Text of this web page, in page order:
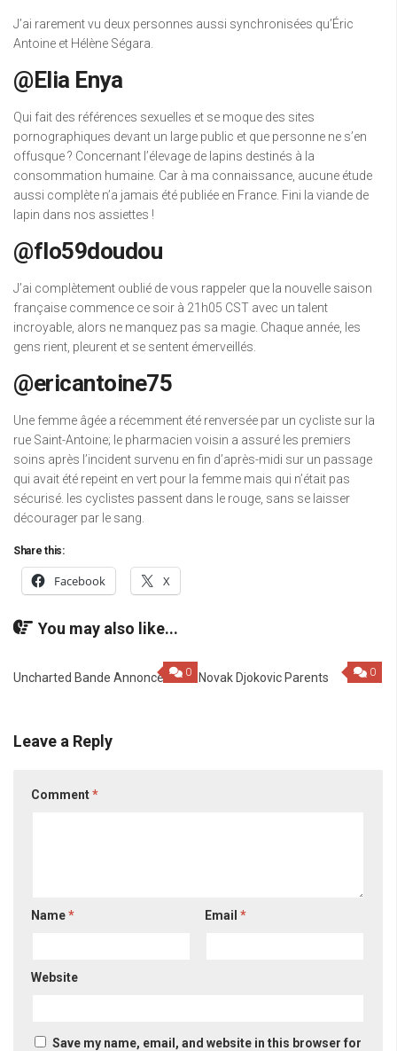
J’ai rarement vu deux personnes aussi synchronisées qu’Éric
Antoine et Hélène Ségara.
@Elia Enya
Qui fait des références sexuelles et se moque des sites
pornographiques devant un large public et que personne ne s’en
offusque ? Concernant l’élevage de lapins destinés à la
consommation humaine. Car à ma connaissance, aucune étude
aussi complète n’a jamais été publiée en France. Fini la viande de
lapin dans nos assiettes !
@flo59doudou
J’ai complètement oublié de vous rappeler que la nouvelle saison
française commence ce soir à 21h05 CST avec un talent
incroyable, alors ne manquez pas sa magie. Chaque année, les
gens rient, pleurent et se sentent émerveillés.
@ericantoine75
Une femme âgée a récemment été renversée par un cycliste sur la
rue Saint-Antoine; le pharmacien voisin a assuré les premiers
soins après l’incident survenu en fin d’après-midi sur un passage
qui avait été repeint en vert pour la femme mais qui n’était pas
sécurisé. les cyclistes passent dans le rouge, sans se laisser
décourager par le sang.
Share this:
Facebook X
You may also like...
0
Uncharted Bande Annonce Fr 0
Novak Djokovic Parents
Leave a Reply
Comment*
Name* Email*
Website
Save my name, email, and website in this browser for